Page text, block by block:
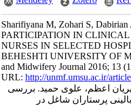
Sharifiyana M, Zohari S,
PARTICIPATION IN
NURSES IN SELECTED
BEHESHTI UNIVERSITY OF
and Midwifery Journal 2016; 13
URL:http://unmf.umsu.ac.ir/
اعظم، علوی حمید. بررسی
پرستاران شاغل در